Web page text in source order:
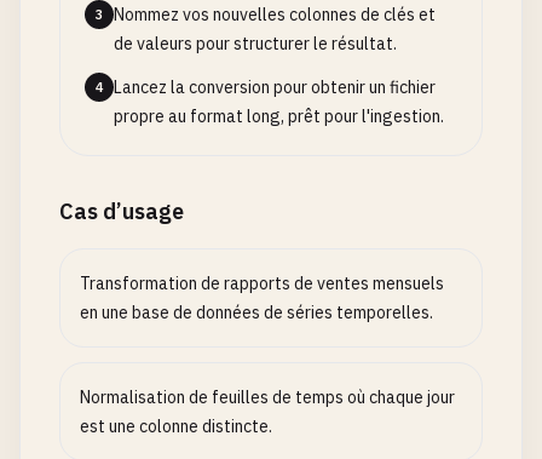
3
Nommez vos nouvelles colonnes de clés et
de valeurs pour structurer le résultat.
4
Lancez la conversion pour obtenir un fichier
propre au format long, prêt pour l'ingestion.
Cas d’usage
Transformation de rapports de ventes mensuels
en une base de données de séries temporelles.
Normalisation de feuilles de temps où chaque jour
est une colonne distincte.